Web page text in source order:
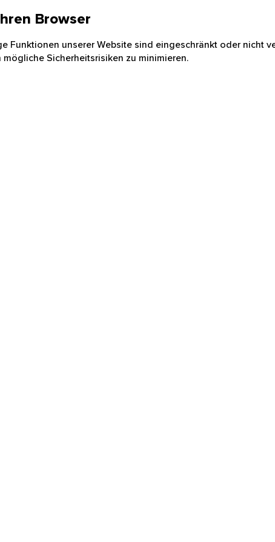
Browser
Funktionen unserer Website sind eingeschränkt oder nicht
Sicherheitsrisiken zu minimieren.